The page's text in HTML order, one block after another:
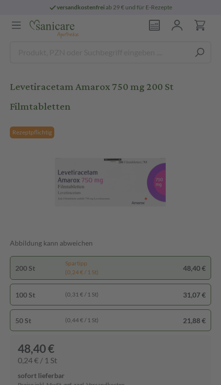
versandkostenfreiab 29 € und für E-Rezepte
Levetiracetam Amarox 750 mg 200 St
Filmtabletten
Rezeptpflichtig
Abbildung kann abweichen
200 St
Spartipp
(0,24 € / 1 St)
48,40 €
100 St (0,31 € / 1 St) 31,07 €
50 St (0,44 € / 1 St) 21,88 €
48,40 €
0,24 € / 1 St
sofort lieferbar